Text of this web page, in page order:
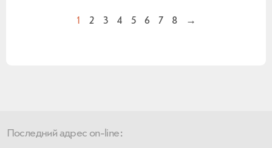
1 2 3 4 5 6 7 8 →
Последний адрес on-line: